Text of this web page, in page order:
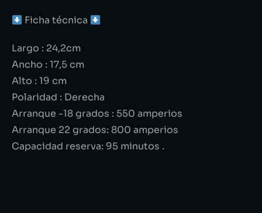
Ficha técnica
Largo : 24,2cm
Ancho : 17,5 cm
Alto : 19 cm
Polaridad : Derecha
Arranque -18 grados : 550 amperios
Arranque 22 grados: 800 amperios
Capacidad reserva: 95 minutos .